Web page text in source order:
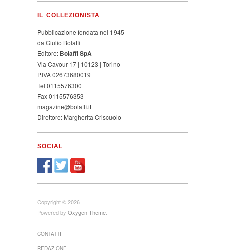
IL COLLEZIONISTA
Pubblicazione fondata nel 1945
da Giulio Bolaffi
Editore: Bolaffi SpA
Via Cavour 17 | 10123 | Torino
P.IVA 02673680019
Tel 0115576300
Fax 0115576353
magazine@bolaffi.it
Direttore: Margherita Criscuolo
SOCIAL
Copyright © 2026
Powered by Oxygen Theme
CONTATTI